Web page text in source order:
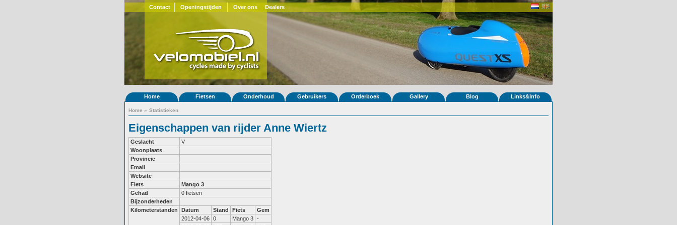
Contact Openingstijden Over ons Dealers
Home Fietsen Onderhoud Gebruikers Orderboek Gallery Blog Links&Info
Home » Statistieken
Eigenschappen van rijder Anne Wiertz
Geslacht
V
Woonplaats
Provincie
Email
Website
Fiets
Mango 3
Gehad
0 fietsen
Bijzonderheden
Kilometerstanden
Datum Stand Fiets
Gem
2012-04-06 0 Mango 3 -